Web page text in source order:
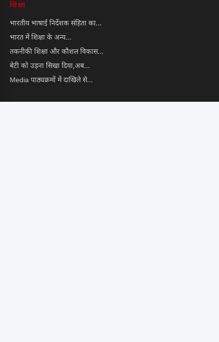
शिक्षा
भारतीय भाषाई निर्देशक संहिता का...
भारत में शिक्षा के अन्य...
तकनीकी शिक्षा और कौशल विकास...
बेटी को उड़ना सिखा दिया,अब...
Media पाठ्यक्रमों में दाखिले से...